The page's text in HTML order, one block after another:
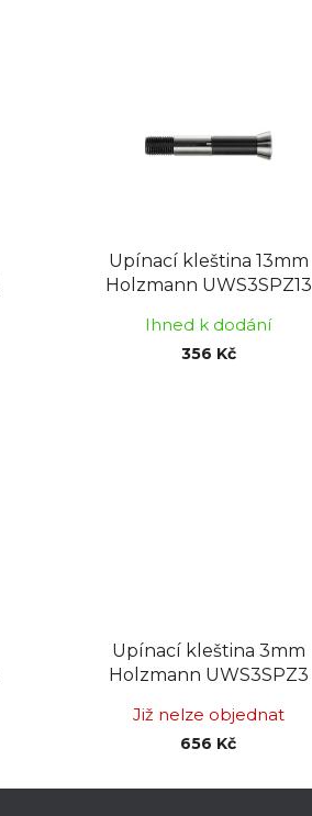
Upínací kleština 13mm
Holzmann UWS3SPZ13
Ihned k dodání
356 Kč
Upínací kleština 3mm
Holzmann UWS3SPZ3
Již nelze objednat
656 Kč